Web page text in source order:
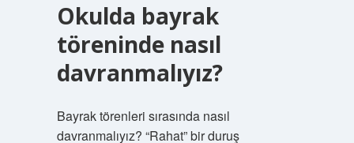
Okulda bayrak
töreninde nasıl
davranmalıyız?
Bayrak törenleri sırasında nasıl
davranmalıyız? “Rahat” bir duruş